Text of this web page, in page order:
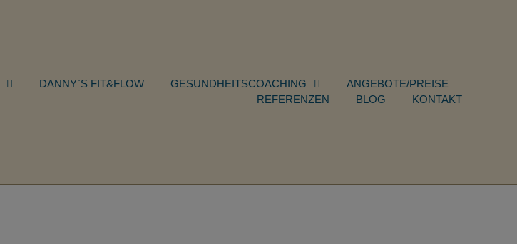
DANNY`S FIT&FLOW GESUNDHEITSCOACHING
ANGEBOTE/PREISE
REFERENZEN
BLOG KONTAKT